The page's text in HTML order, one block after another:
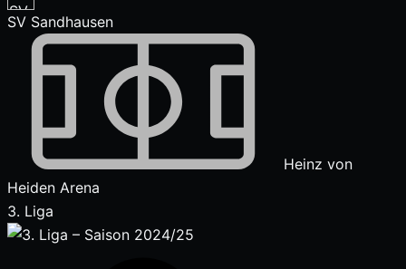
SV Sandhausen
Heinz von
Heiden Arena
3. Liga